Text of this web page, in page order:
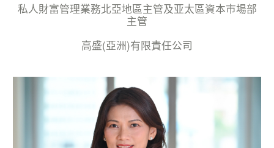
私人財富管理業務北亞地區主管及亚太區資本市場部
主管
高盛(亞洲)有限責任公司